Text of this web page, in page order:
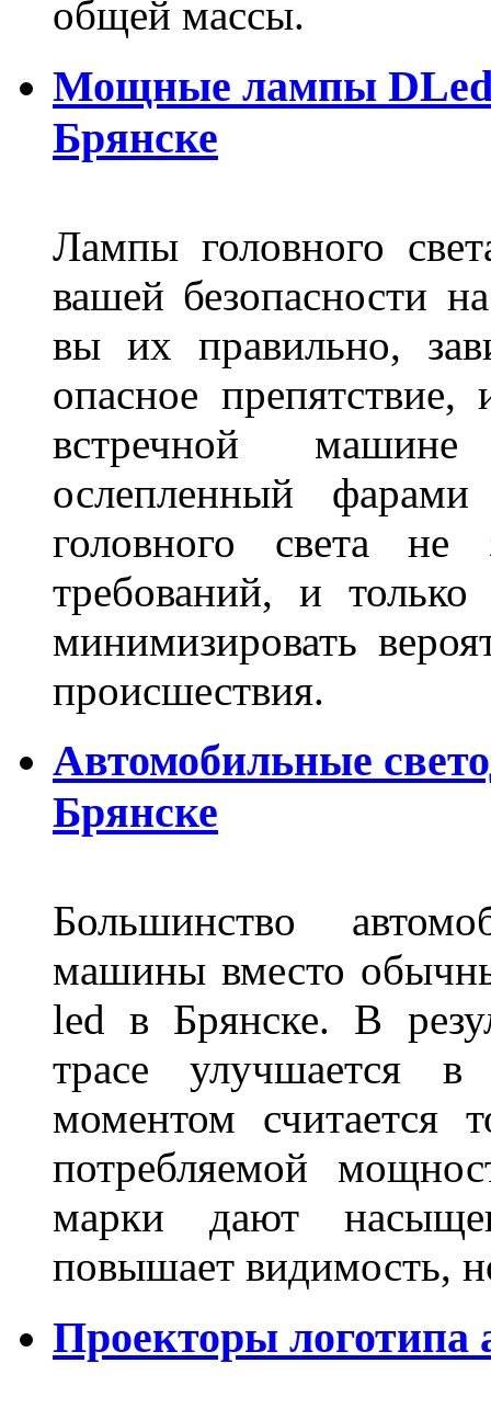
общей массы.
Мощные лампы DLed
Брянске
Лампы головного
вашей безопасности
вы их правильно,
опасное
встречной машине
ослепленный
головного света
требований, и
минимизировать
происшествия.
Автомобильные
Брянске
Большинство
машины вместо
led в Брянске. В
трасе улучшается
моментом считается
потребляемой
марки дают
повышает видимость,
Проекторы логотипа